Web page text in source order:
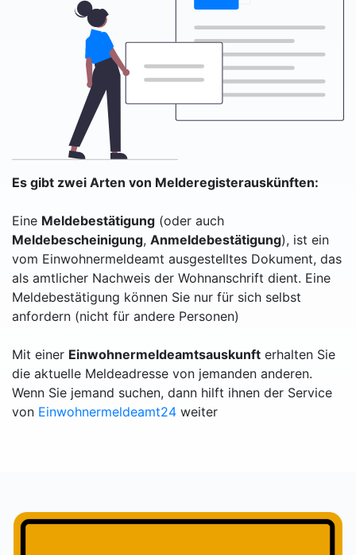
Es gibt zwei Arten von Melderegisterauskünften:
Eine Meldebestätigung (oder auch
Meldebescheinigung, Anmeldebestätigung), ist ein
vom Einwohnermeldeamt ausgestelltes Dokument, das
als amtlicher Nachweis der Wohnanschrift dient. Eine
Meldebestätigung können Sie nur für sich selbst
anfordern (nicht für andere Personen)
Mit einer Einwohnermeldeamtsauskunft erhalten Sie
die aktuelle Meldeadresse von jemanden anderen.
Wenn Sie jemand suchen, dann hilft ihnen der Service
von Einwohnermeldeamt24 weiter